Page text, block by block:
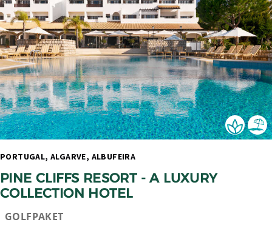
PINE CLIFFS RESORT - A LUXURY
COLLECTION HOTEL
GOLFPAKET